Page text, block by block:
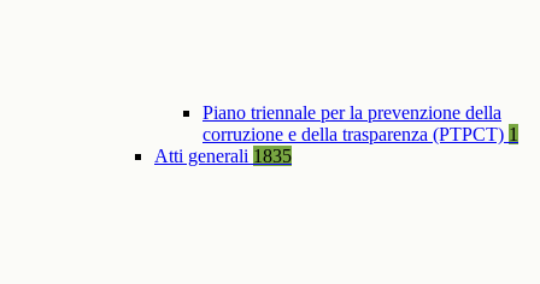
Piano triennale per la prevenzione della
corruzione e della trasparenza (PTPCT) 1
Atti generali 1835